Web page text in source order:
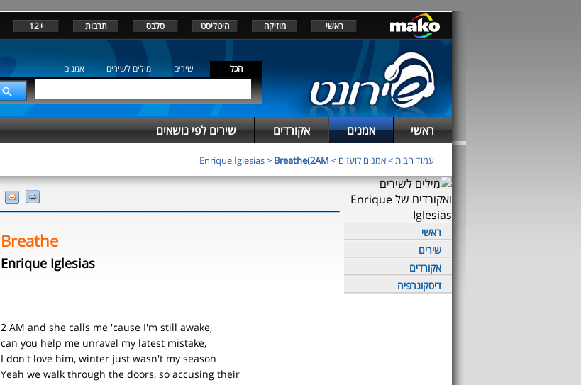
ראשי מוזיקה היטליסט סלבס תרבות +12
הכל שירים מילים לשירים אמנים
ראשי אמנים אקורדים שירים לפי נושאים
עמוד הבית>אמנים לועזים >
Enrique Iglesias> Breathe(2AM
ראשי
שירים
אקורדים
דיסקוגרפיה
Breathe
Enrique Iglesias
2 AM and she calls me 'cause I'm still awake,
can you help me unravel my latest mistake,
I don't love him, winter just wasn't my season
Yeah we walk through the doors, so accusing their